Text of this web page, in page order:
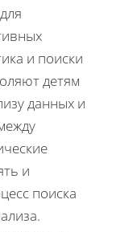
и поиски
детям
данных и
и
поиска